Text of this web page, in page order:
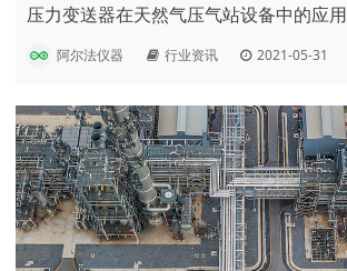
压力变送器在天然气压气站设备中的应用
阿尔法仪器 行业资讯 2021-05-31